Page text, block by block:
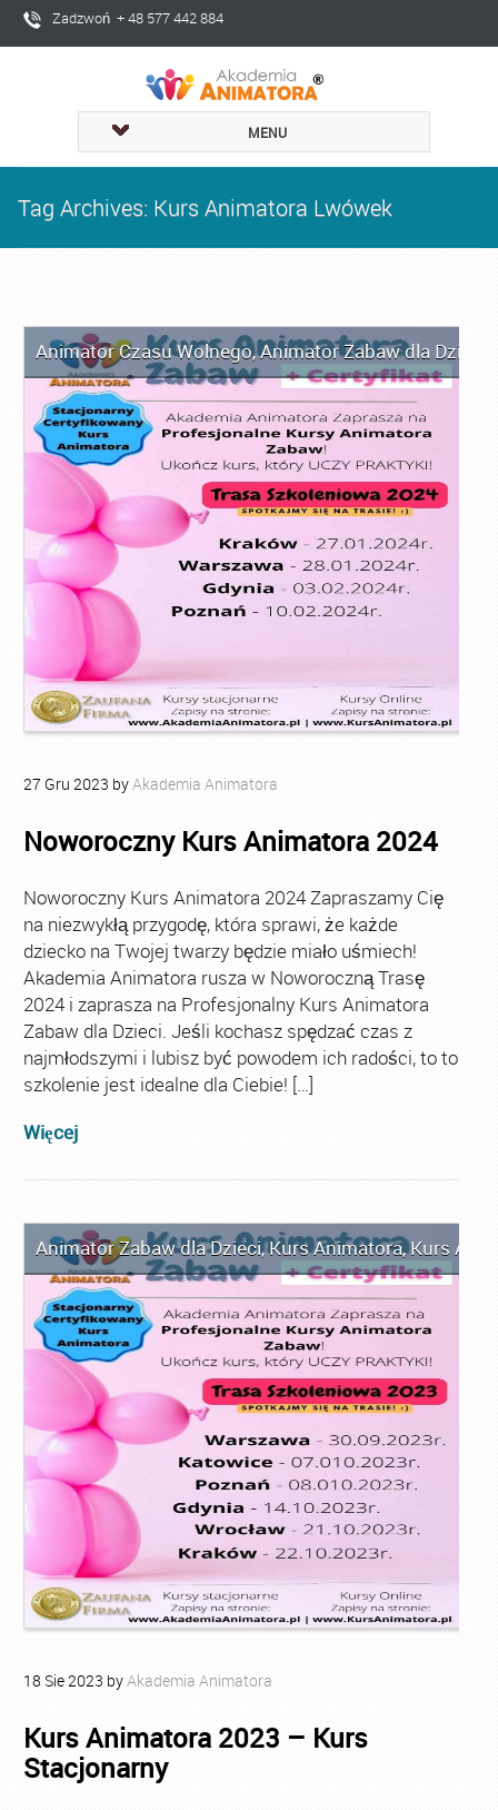
Zadzwoń + 48 577 442 884
MENU
Tag Archives: Kurs Animatora Lwówek
Animator Czasu Wolnego,Animator Zabaw dla Dzieci
27 Gru 2023 byAkademia Animatora
Noworoczny Kurs Animatora 2024
Noworoczny Kurs Animatora 2024 Zapraszamy Cię
na niezwykłą przygodę, która sprawi, że każde
dziecko na Twojej twarzy będzie miało uśmiech!
Akademia Animatora rusza w Noworoczną Trasę
2024 i zaprasza na Profesjonalny Kurs Animatora
Zabaw dla Dzieci. Jeśli kochasz spędzać czas z
najmłodszymi i lubisz być powodem ich radości, to to
szkolenie jest idealne dla Ciebie! […]
Więcej
Animator Zabaw dla Dzieci,Kurs Animatora,Kurs
18 Sie2023 byAkademia Animatora
Kurs Animatora 2023 – Kurs
Stacjonarny